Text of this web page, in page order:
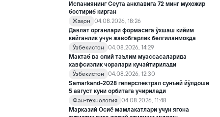
Испаниянинг Сеута анклавига 72 минг муҳожир
бостириб кирган
Жаҳон
04.08.2026, 18:26
Давлат органлари формасига ўхшаш кийим
кийганлик учун жавобгарлик белгиланмоқда
Ўзбекистон
04.08.2026, 14:29
Мактаб ва олий таълим муассасаларида
хавфсизлик чоралари кучайтирилади
Ўзбекистон
04.08.2026, 12:30
Samarkand-2028 гиперспектрал сунъий йўлдоши
5 август куни орбитага учирилади
Фан-технология 04.08.2026, 11:48
Марказий Осиё мамлакатлари учун ягона